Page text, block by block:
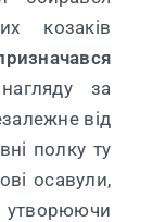
козаків
за
від
полку ту
осавули,